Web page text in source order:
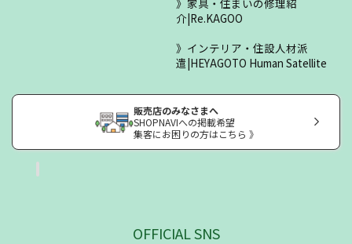
家具・住まいの修理紹
介|Re.KAGOO
インテリア・住設人材派
遣|HEYAGOTO Human Satellite
販売店のみなさまへ
SHOPNAVIへの掲載希望
集客にお困りの方はこちら 》
OFFICIAL SNS